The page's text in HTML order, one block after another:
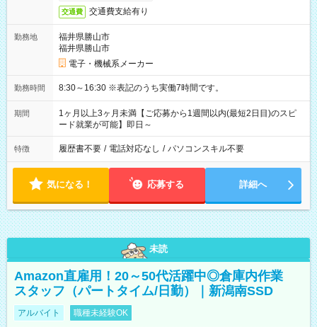
交通費 交通費支給有り
勤務地
福井県勝山市
福井県勝山市
電子・機械系メーカー
勤務時間 8:30～16:30 ※表記のうち実働7時間です。
期間
1ヶ月以上3ヶ月未満【ご応募から1週間以内(最短2日目)のスピ
ード就業が可能】即日～
特徴 履歴書不要 / 電話対応なし / パソコンスキル不要
気になる！ 応募する 詳細へ
未読
Amazon直雇用！20～50代活躍中◎倉庫内作業
スタッフ（パートタイム/日勤）｜新潟南SSD
アルバイト 職種未経験OK